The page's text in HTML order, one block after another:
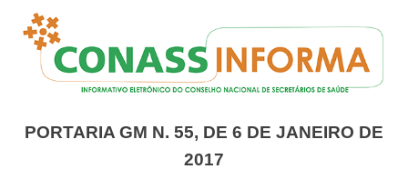
PORTARIA GM N. 55, DE 6 DE JANEIRO DE
2017